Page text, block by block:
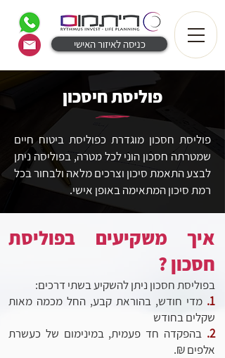
כניסה לאיזור האישי
פוליסת חיסכון
פוליסת חסכון מוגדרת כפוליסת ביטוח חיים
שמטרתה חסכון הוני לכל מטרה, בפוליסה ניתן
לבצע התאמת סיכון וצרכים מלאה ולבחור בכל
רמת סיכון המתאימה באופן אישי.
איך משקיעים בפוליסת
חסכון ?
בפוליסת חסכון ניתן להשקיע בשתי דרכים:
1. מדי חודש, בהוראת קבע, החל מכמה מאות
שקלים בחודש
2. בהפקדה חד פעמית, במינימום של כעשרת
אלפים ₪.